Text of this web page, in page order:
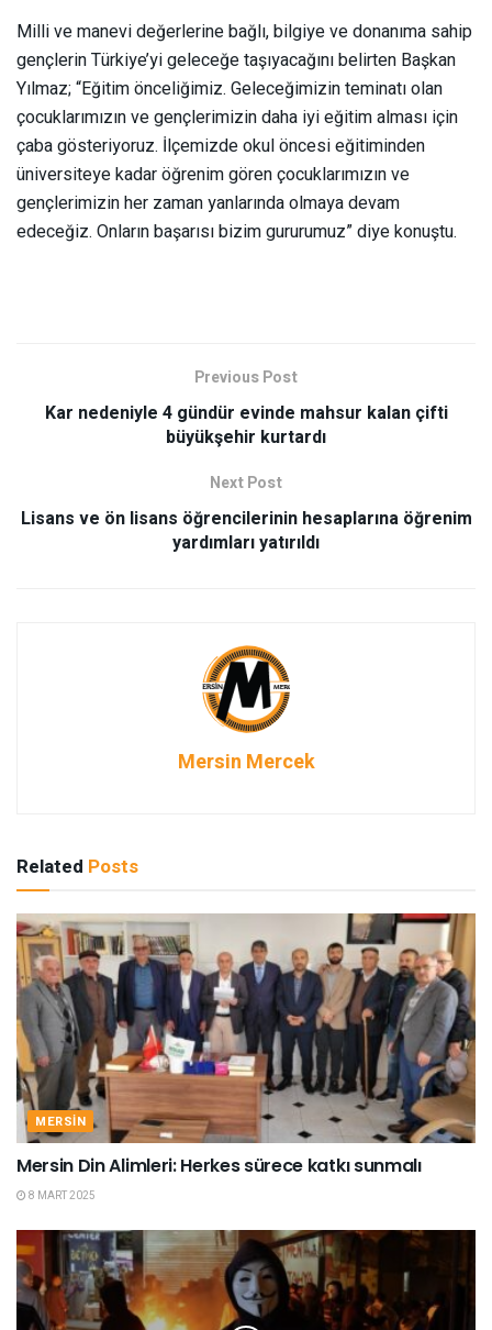
Milli ve manevi değerlerine bağlı, bilgiye ve donanıma sahip
gençlerin Türkiye’yi geleceğe taşıyacağını belirten Başkan
Yılmaz; “Eğitim önceliğimiz. Geleceğimizin teminatı olan
çocuklarımızın ve gençlerimizin daha iyi eğitim alması için
çaba gösteriyoruz. İlçemizde okul öncesi eğitiminden
üniversiteye kadar öğrenim gören çocuklarımızın ve
gençlerimizin her zaman yanlarında olmaya devam
edeceğiz. Onların başarısı bizim gururumuz” diye konuştu.
Previous Post
Kar nedeniyle 4 gündür evinde mahsur kalan çifti
büyükşehir kurtardı
Next Post
Lisans ve ön lisans öğrencilerinin hesaplarına öğrenim
yardımları yatırıldı
Mersin Mercek
Related Posts
MERSIN
Mersin Din Alimleri: Herkes sürece katkı sunmalı
8 MART 2025